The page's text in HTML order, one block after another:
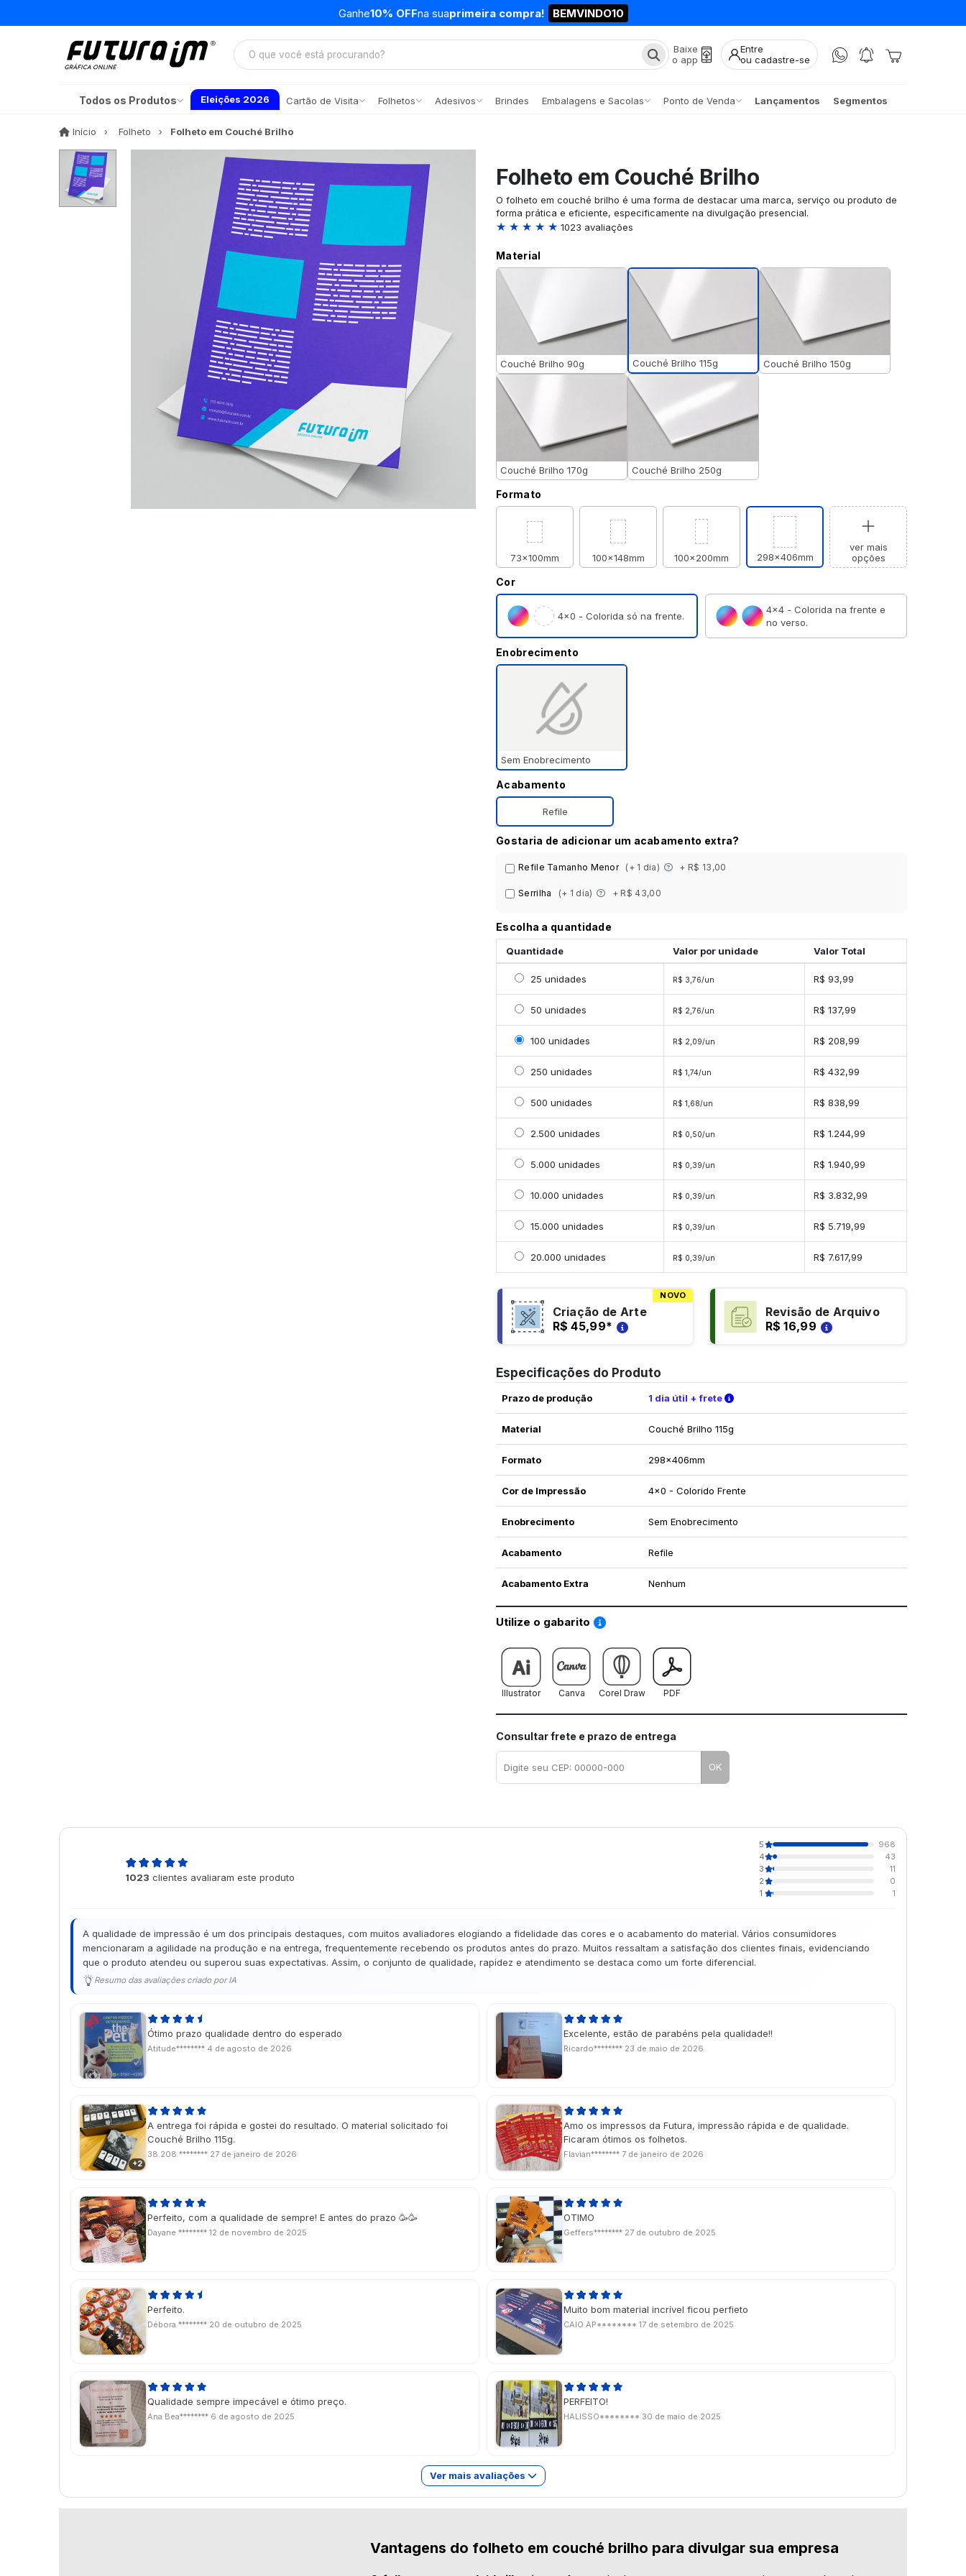
Ganhe10% OFFna suaprimeira compra! BEMVINDO10
Baixe
o app
Entre
ou cadastre-se
Todos os Produtos Eleições 2026 Cartão de Visita Folhetos Adesivos Brindes Embalagens e Sacolas Ponto de Venda Lançamentos Segmentos
Início InícioFolheto Folheto em Couché Brilho
Folheto em Couché Brilho
O folheto em couché brilho é uma forma de destacar uma marca, serviço ou produto de
forma prática e eficiente, especificamente na divulgação presencial.
★ ★ ★ ★ ★ 1023 avaliações
Material
Couché Brilho 90g Couché Brilho 115g Couché Brilho 150g
Couché Brilho 170g Couché Brilho 250g
Formato
73x100mm 100x148mm 100x200mm 298x406mm
ver mais
opções
Cor
4×0 - Colorida só na frente.
4×4 - Colorida na frente e
no verso.
Enobrecimento
Sem Enobrecimento
Acabamento
Refile
Gostaria de adicionar um acabamento extra?
Refile Tamanho Menor (+ 1 dia) + R$ 13,00
Serrilha (+ 1 dia) + R$ 43,00
Escolha a quantidade
Quantidade Valor por unidade Valor Total
Selecionar 25 unidades
25 unidades R$ 3,76/un R$ 93,99
Selecionar 50 unidades
50 unidades R$ 2,76/un R$ 137,99
Selecionar 100 unidades
100 unidades R$ 2,09/un R$ 208,99
Selecionar 250 unidades
250 unidades R$ 1,74/un R$ 432,99
Selecionar 500 unidades
500 unidades R$ 1,68/un R$ 838,99
Selecionar 2500 unidades
2.500 unidades R$ 0,50/un R$ 1.244,99
Selecionar 5000 unidades
5.000 unidades R$ 0,39/un R$ 1.940,99
Selecionar 10000 unidades
10.000 unidades R$ 0,39/un R$ 3.832,99
Selecionar 15000 unidades
15.000 unidades R$ 0,39/un R$ 5.719,99
Selecionar 20000 unidades
20.000 unidades R$ 0,39/un R$ 7.617,99
NOVO
Criação de Arte
R$ 45,99*
Revisão de Arquivo
R$ 16,99
Especificações do Produto
Prazo de produção 1 dia útil + frete Verifique as condições de entrega
Material Couché Brilho 115g
Formato 298x406mm
Cor de Impressão 4x0 - Colorido Frente
Enobrecimento Sem Enobrecimento
Acabamento Refile
Acabamento Extra Nenhum
Utilize o gabarito Saiba como utilizar os nossos gabaritos
Illustrator Canva Corel Draw PDF
Consultar frete e prazo de entrega
OK
1023 clientes avaliaram este produto
5
968
4
43
3
11
2
0
1
1
A qualidade de impressão é um dos principais destaques, com muitos avaliadores elogiando a fidelidade das cores e o acabamento do material. Vários consumidores
mencionaram a agilidade na produção e na entrega, frequentemente recebendo os produtos antes do prazo. Muitos ressaltam a satisfação dos clientes finais, evidenciando
que o produto atendeu ou superou suas expectativas. Assim, o conjunto de qualidade, rapidez e atendimento se destaca como um forte diferencial.
Resumo das avaliações criado por IA
Ótimo prazo qualidade dentro do esperado
Atitude******** 4 de agosto de 2026
Excelente, estão de parabéns pela qualidade!!
Ricardo******** 23 de maio de 2026
+2
A entrega foi rápida e gostei do resultado. O material solicitado foi
Couché Brilho 115g.
38.208.******** 27 de janeiro de 2026
Amo os impressos da Futura, impressão rápida e de qualidade.
Ficaram ótimos os folhetos.
Flavian******** 7 de janeiro de 2026
Perfeito, com a qualidade de sempre! E antes do prazo 🥳🥳
Dayane ******** 12 de novembro de 2025
OTIMO
Geffers******** 27 de outubro de 2025
Perfeito.
Débora ******** 20 de outubro de 2025
Muito bom material incrível ficou perfieto
CAIO AP******** 17 de setembro de 2025
Qualidade sempre impecável e ótimo preço.
Ana Bea******** 6 de agosto de 2025
PERFEITO!
HALISSO******** 30 de maio de 2025
Ver mais avaliações
Vantagens do folheto em couché brilho para divulgar sua empresa